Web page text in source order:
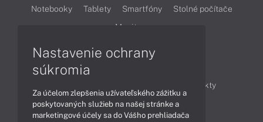
Notebooky Tablety Smartfóny
Stolné počítače
Monitory
Produkty
Technológie
Videá
Nastavenie ochrany
súkromia
Za účelom zlepšenia užívateľského zážitku a
poskytovaných služieb na našej stránke a
marketingové účely sa do Vášho prehliadača